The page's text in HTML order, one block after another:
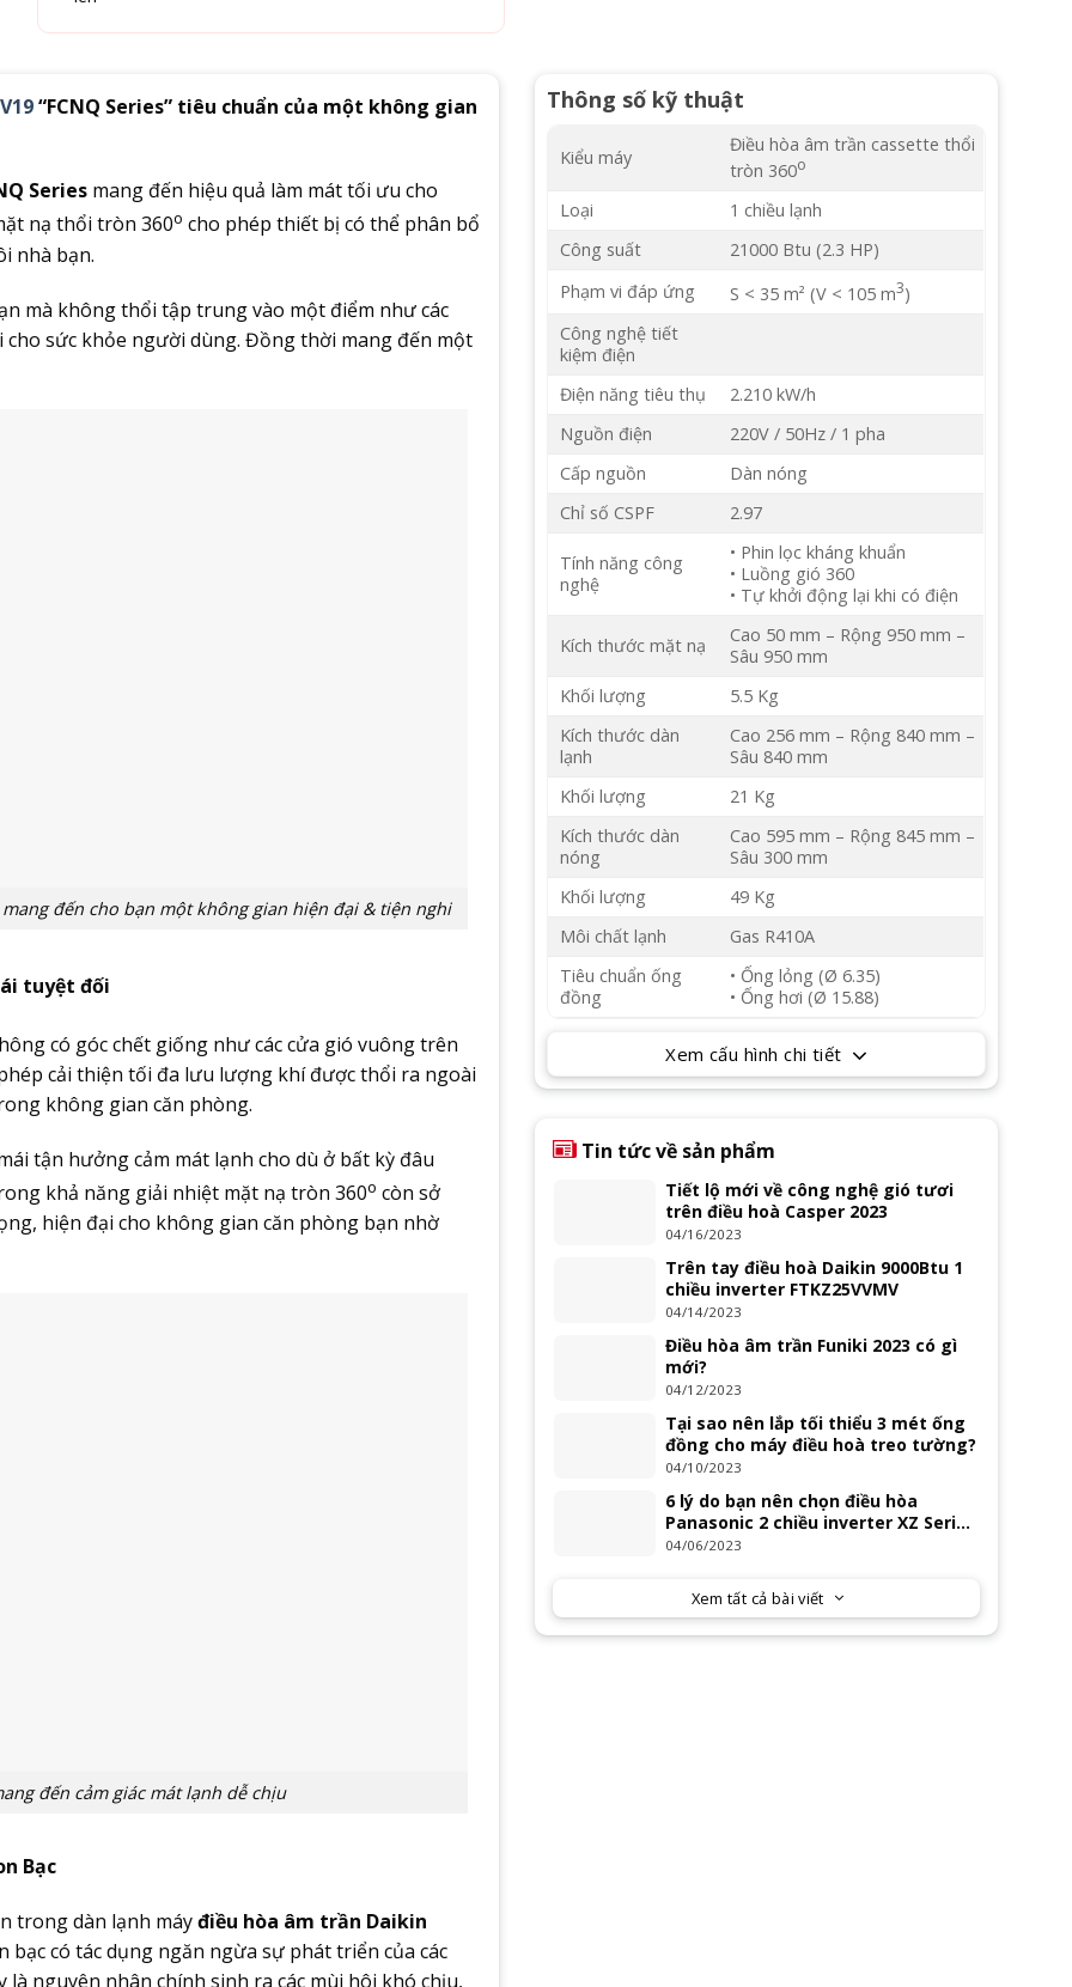
“FCNQ Series” tiêu chuẩn của một không gian
Series mang đến hiệu quả làm mát tối ưu cho
nạ thổi tròn 360o cho phép thiết bị có thể phân bổ
nhà bạn.
mà không thổi tập trung vào một điểm như các
cho sức khỏe người dùng. Đồng thời mang đến một
mang đến cho bạn một không gian hiện đại & tiện nghi
tuyệt đối
có góc chết giống như các cửa gió vuông trên
cải thiện tối đa lưu lượng khí được thổi ra ngoài
không gian căn phòng.
tận hưởng cảm mát lạnh cho dù ở bất kỳ đâu
khả năng giải nhiệt mặt nạ tròn 360o còn sở
hiện đại cho không gian căn phòng bạn nhờ
đến cảm giác mát lạnh dễ chịu
Bạc
trong dàn lạnh máyđiều hòa âm trần Daikin
bạc có tác dụng ngăn ngừa sự phát triển của các
là nguyên nhân chính sinh ra các mùi hôi khó chịu,
Thông số kỹ thuật
Kiểu máy
Điều hòa âm trần cassette thổi
tròn 360o
Loại
1 chiều lạnh
Công suất
21000 Btu (2.3 HP)
Phạm vi đáp ứng
S < 35 m² (V < 105 m3)
Công nghệ tiết
kiệm điện
Điện năng tiêu thụ
2.210 kW/h
Nguồn điện
220V / 50Hz / 1 pha
Cấp nguồn
Dàn nóng
Chỉ số CSPF
2.97
Tính năng công
nghệ
• Phin lọc kháng khuẩn
• Luồng gió 360
• Tự khởi động lại khi có điện
Kích thước mặt nạ
Cao 50 mm – Rộng 950 mm –
Sâu 950 mm
Khối lượng
5.5 Kg
Kích thước dàn
lạnh
Cao 256 mm – Rộng 840 mm –
Sâu 840 mm
Khối lượng
21 Kg
Kích thước dàn
nóng
Cao 595 mm – Rộng 845 mm –
Sâu 300 mm
Khối lượng
49 Kg
Môi chất lạnh
Gas R410A
Tiêu chuẩn ống
đồng
• Ống lỏng (Ø 6.35)
• Ống hơi (Ø 15.88)
Xem cấu hình chi tiết
Tin tức về sản phẩm
Tiết lộ mới về công nghệ gió tươi
trên điều hoà Casper 2023
04/16/2023
Trên tay điều hoà Daikin 9000Btu 1
chiều inverter FTKZ25VVMV
04/14/2023
Điều hòa âm trần Funiki 2023 có gì
mới?
04/12/2023
Tại sao nên lắp tối thiểu 3 mét ống
đồng cho máy điều hoà treo tường?
04/10/2023
6 lý do bạn nên chọn điều hòa
Panasonic 2 chiều inverter XZ Series
2023
04/06/2023
Xem tất cả bài viết